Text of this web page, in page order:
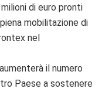
di euro pronti
mobilitazione di
nel
il numero
Paese a sostenere